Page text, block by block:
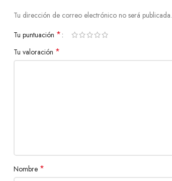
Tu dirección de correo electrónico no será publicada.
Tu puntuación *
Tu valoración *
Nombre *